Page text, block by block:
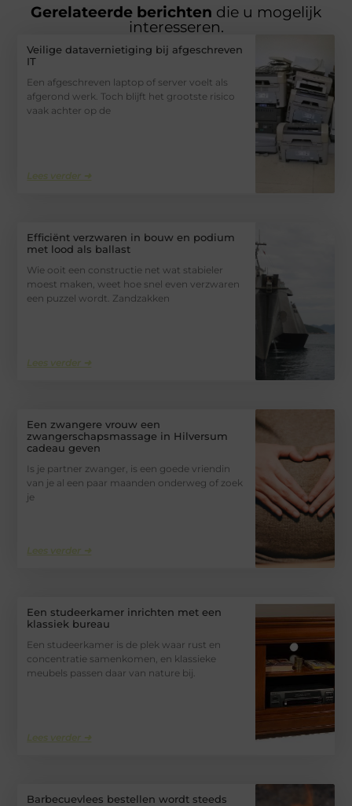
Gerelateerde berichten die u mogelijk
interesseren.
Veilige datavernietiging bij afgeschreven
IT
Een afgeschreven laptop of server voelt als
afgerond werk. Toch blijft het grootste risico
vaak achter op de
Lees verder ➜
Efficiënt verzwaren in bouw en podium
met lood als ballast
Wie ooit een constructie net wat stabieler
moest maken, weet hoe snel even verzwaren
een puzzel wordt. Zandzakken
Lees verder ➜
Een zwangere vrouw een
zwangerschapsmassage in Hilversum
cadeau geven
Is je partner zwanger, is een goede vriendin
van je al een paar maanden onderweg of zoek
je
Lees verder ➜
Een studeerkamer inrichten met een
klassiek bureau
Een studeerkamer is de plek waar rust en
concentratie samenkomen, en klassieke
meubels passen daar van nature bij.
Lees verder ➜
Barbecuevlees bestellen wordt steeds